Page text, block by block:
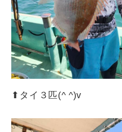
⬆︎タイ３匹(^ ^)v